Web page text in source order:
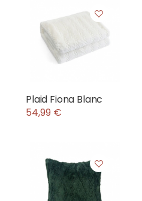
Plaid Fiona Blanc
54,99 €